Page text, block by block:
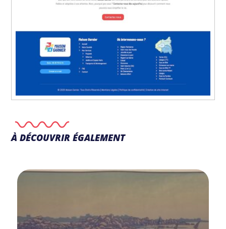
À DÉCOUVRIR ÉGALEMENT